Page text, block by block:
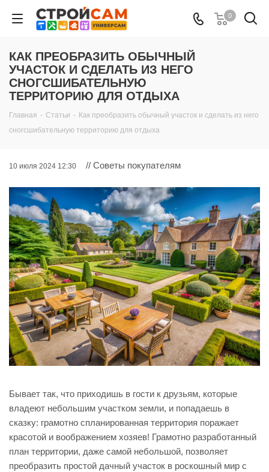
0
КАК ПРЕОБРАЗИТЬ ОБЫЧНЫЙ
УЧАСТОК И СДЕЛАТЬ ИЗ НЕГО
СНОГСШИБАТЕЛЬНУЮ
ТЕРРИТОРИЮ ДЛЯ ОТДЫХА
Главная - Статьи - Как преобразить обычный участок и сделать из него
сногсшибательную территорию для отдыха
10 июля 2024 12:30 // Советы покупателям
Бывает так, что приходишь в гости к друзьям, которые
владеют небольшим участком земли, и попадаешь в
сказку: грамотно спланированная территория поражает
красотой и воображением хозяев! Грамотно разработанный
план территории, даже самой небольшой, позволяет
преобразить простой дачный участок в роскошный мир с